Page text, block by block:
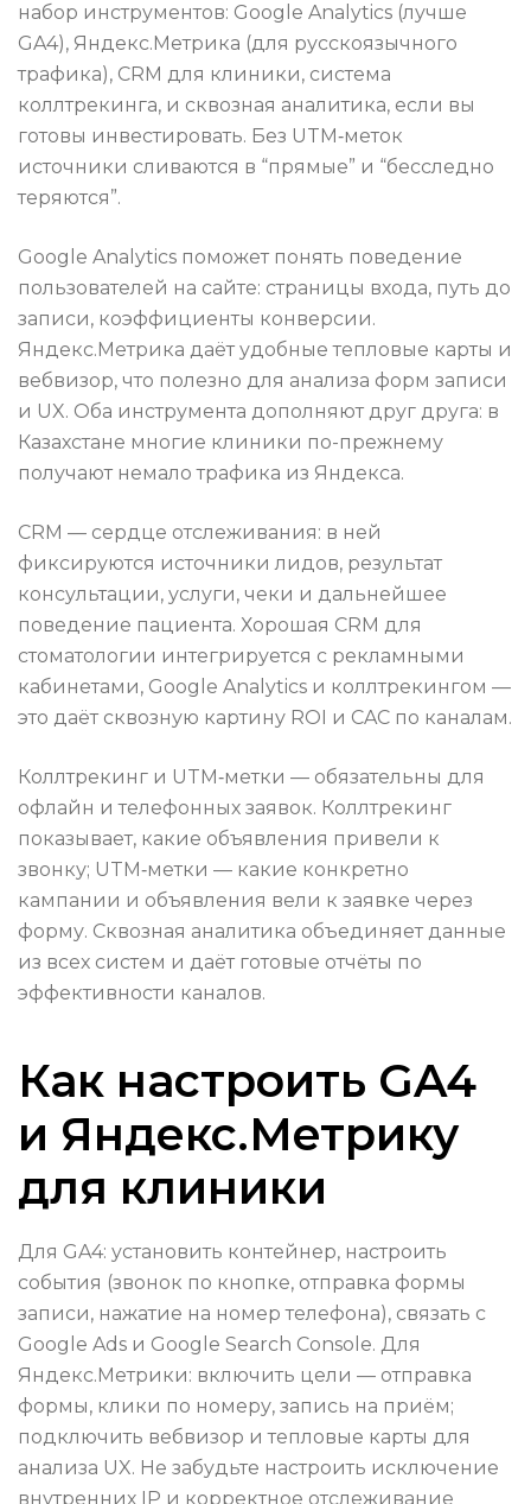
набор инструментов: Google Analytics (лучше
GA4), Яндекс.Метрика (для русскоязычного
трафика), CRM для клиники, система
коллтрекинга, и сквозная аналитика, если вы
готовы инвестировать. Без UTM‑меток
источники сливаются в “прямые” и “бесследно
теряются”.
Google Analytics поможет понять поведение
пользователей на сайте: страницы входа, путь до
записи, коэффициенты конверсии.
Яндекс.Метрика даёт удобные тепловые карты и
вебвизор, что полезно для анализа форм записи
и UX. Оба инструмента дополняют друг друга: в
Казахстане многие клиники по-прежнему
получают немало трафика из Яндекса.
CRM — сердце отслеживания: в ней
фиксируются источники лидов, результат
консультации, услуги, чеки и дальнейшее
поведение пациента. Хорошая CRM для
стоматологии интегрируется с рекламными
кабинетами, Google Analytics и коллтрекингом —
это даёт сквозную картину ROI и CAC по каналам.
Коллтрекинг и UTM‑метки — обязательны для
офлайн и телефонных заявок. Коллтрекинг
показывает, какие объявления привели к
звонку; UTM‑метки — какие конкретно
кампании и объявления вели к заявке через
форму. Сквозная аналитика объединяет данные
из всех систем и даёт готовые отчёты по
эффективности каналов.
Как настроить GA4
и Яндекс.Метрику
для клиники
Для GA4: установить контейнер, настроить
события (звонок по кнопке, отправка формы
записи, нажатие на номер телефона), связать с
Google Ads и Google Search Console. Для
Яндекс.Метрики: включить цели — отправка
формы, клики по номеру, запись на приём;
подключить вебвизор и тепловые карты для
анализа UX. Не забудьте настроить исключение
внутренних IP и корректное отслеживание